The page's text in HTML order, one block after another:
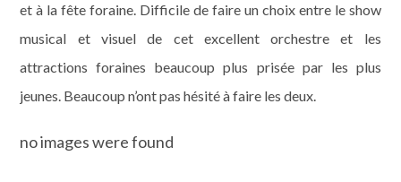
et à la fête foraine. Difficile de faire un choix entre le show
musical et visuel de cet excellent orchestre et les
attractions foraines beaucoup plus prisée par les plus
jeunes. Beaucoup n’ont pas hésité à faire les deux.
no images were found